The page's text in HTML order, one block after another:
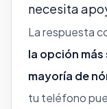
necesita
La respuesta
la opción
mayoría de
tu teléfono